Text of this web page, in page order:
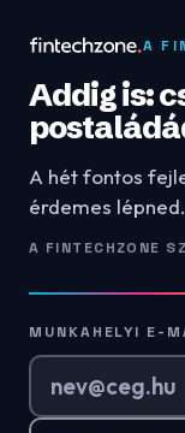
A
Addig is:
A hét fontos
érdemes
A FINTECHZONE
MUNKAHELYI E-